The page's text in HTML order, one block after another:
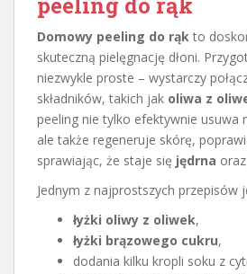
Domowy peeling do rąk to
skuteczną pielęgnację dłoni.
niezwykle proste – wystarczy
składników, takich jak oliwa z
peeling nie tylko efektywnie usuwa
ale także regeneruje skórę,
sprawiając, że staje się jędrna oraz
Jednym z najprostszych przepisów
łyżki oliwy z oliwek,
łyżki brązowego cukru,
dodania kilku kropli soku z